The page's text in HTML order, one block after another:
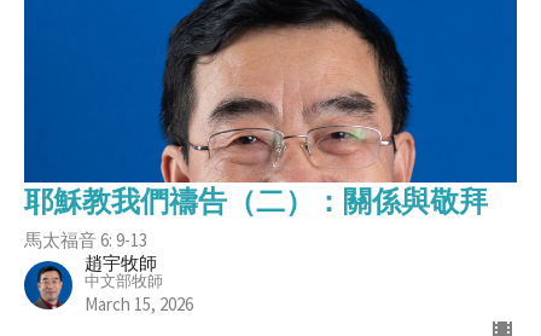
耶穌教我們禱告（二）：關係與敬拜
馬太福音 6: 9-13
趙宇牧師
中文部牧師
March 15, 2026